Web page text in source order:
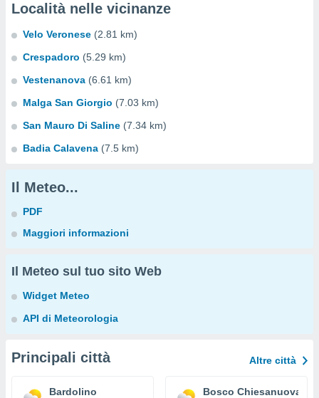
Località nelle vicinanze
Velo Veronese (2.81 km)
Crespadoro (5.29 km)
Vestenanova (6.61 km)
Malga San Giorgio (7.03 km)
San Mauro Di Saline (7.34 km)
Badia Calavena (7.5 km)
Il Meteo...
PDF
Maggiori informazioni
Il Meteo sul tuo sito Web
Widget Meteo
API di Meteorologia
Principali città Altre città
Bardolino Bosco Chiesanuova